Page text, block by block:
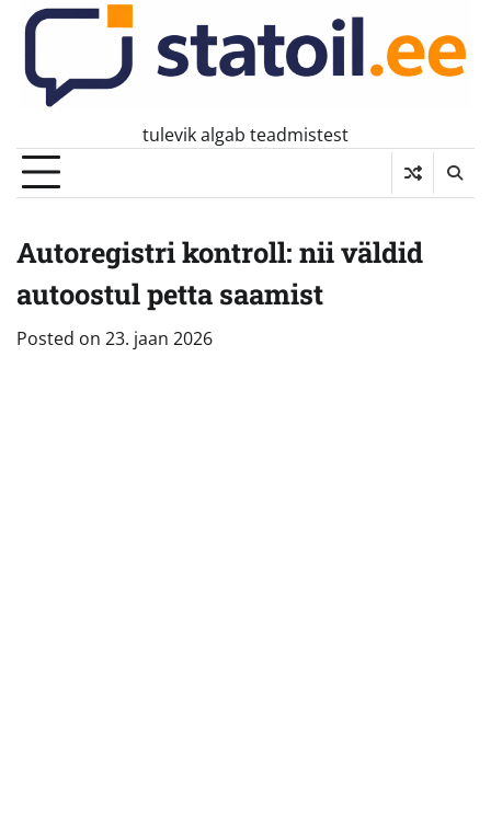
Skip
content
tulevik algab teadmistest
Autoregistri kontroll: nii väldid
autoostul petta saamist
Posted on 23. jaan 2026